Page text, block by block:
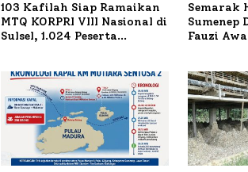
103 Kafilah Siap Ramaikan
MTQ KORPRI VIII Nasional di
Sulsel, 1.024 Peserta
Semarak
Sumenep
Fauzi